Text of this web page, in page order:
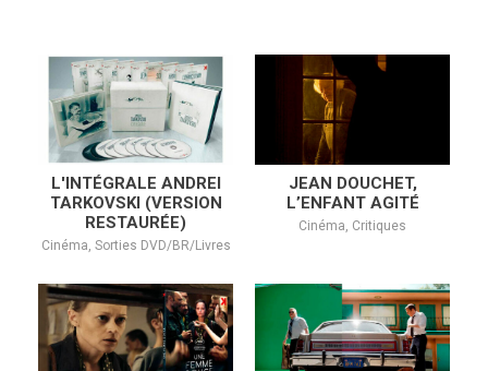
L'INTÉGRALE ANDREI
TARKOVSKI (VERSION
RESTAURÉE)
Cinéma, Sorties DVD/BR/Livres
JEAN DOUCHET,
L’ENFANT AGITÉ
Cinéma, Critiques